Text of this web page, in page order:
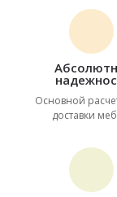
Основной
доставки